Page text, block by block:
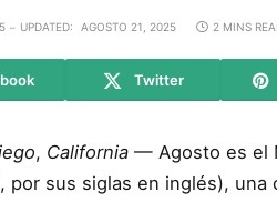
UPDATED: AGOSTO 21, 2025 2 MINS
Twitter
, California— Agosto es el
por sus siglas en inglés),